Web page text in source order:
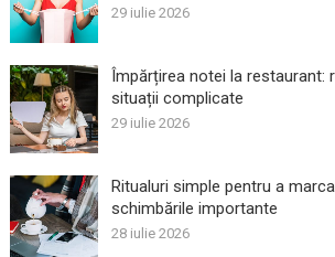
29 iulie 2026
Împărțirea notei la restaurant:
situații complicate
29 iulie 2026
Ritualuri simple pentru a
schimbările importante
28 iulie 2026